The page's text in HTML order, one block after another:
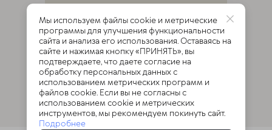
Мы используем файлы cookie и метрические
программы для улучшения функциональности
сайта и анализа его использования. Оставаясь на
сайте и нажимая кнопку «ПРИНЯТЬ», вы
подтверждаете, что даете согласие на
обработку персональных данных с
использованием метрических программ и
файлов cookie. Если вы не согласны с
использованием cookie и метрических
инструментов, мы рекомендуем покинуть сайт.
Подробнее